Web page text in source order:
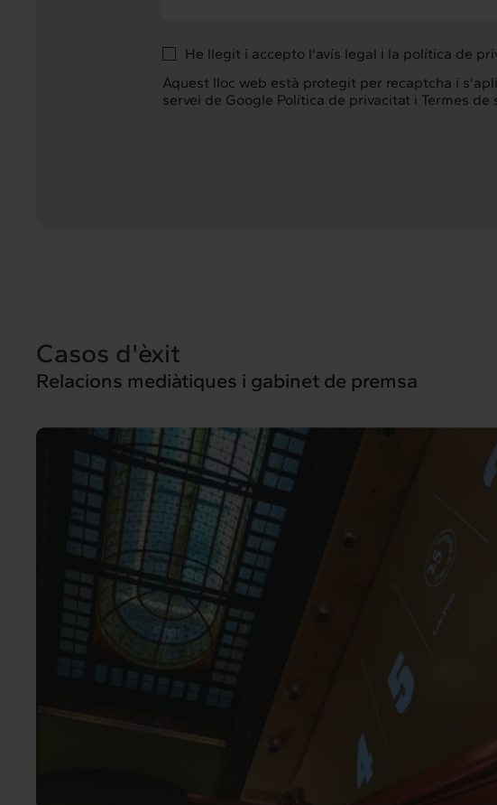
Interrelació
Clients Actualitat
He llegit i accepto l'avís legal i la política de
Aquest lloc web està protegit per recaptcha i
servei de Google Política de privacitat i Termes de
Casos d'èxit
Relacions mediàtiques i gabinet de premsa